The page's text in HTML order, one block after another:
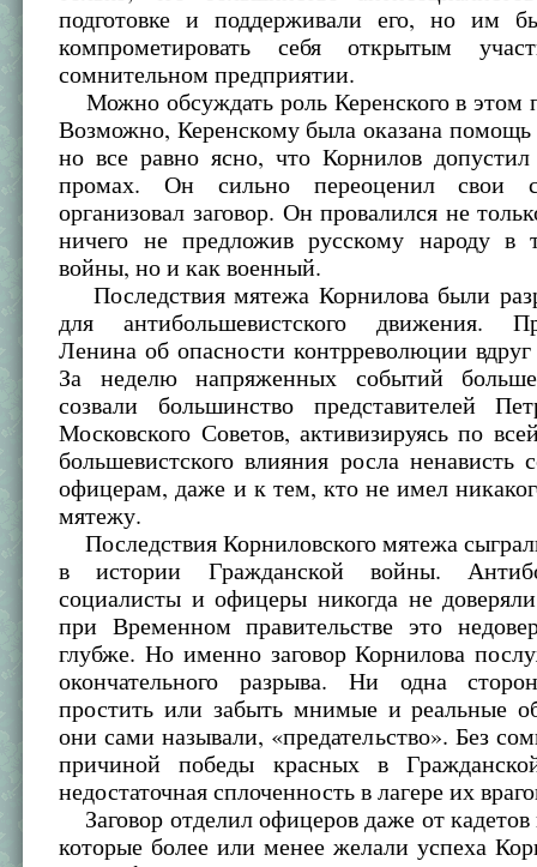
подготовке и поддерживали его, но им
компрометировать себя открытым
сомнительном предприятии.
Можно обсуждать роль Керенского в этом
Возможно, Керенскому была оказана помощь
но все равно ясно, что Корнилов
промах. Он сильно переоценил свои
организовал заговор. Он провалился не
ничего не предложив русскому народу в
войны, но и как военный.
Последствия мятежа Корнилова были
для антибольшевистского движения.
Ленина об опасности контрреволюции
За неделю напряженных событий
созвали большинство представителей
Московского Советов, активизируясь по
большевистского влияния росла ненависть
офицерам, даже и к тем, кто не имел
мятежу.
Последствия Корниловского мятежа
в истории Гражданской войны.
социалисты и офицеры никогда не
при Временном правительстве это
глубже. Но именно заговор Корнилова
окончательного разрыва. Ни одна
простить или забыть мнимые и реальные
они сами называли, «предательство». Без
причиной победы красных в
недостаточная сплоченность в лагере их
Заговор отделил офицеров даже от кадетов
которые более или менее желали успеха